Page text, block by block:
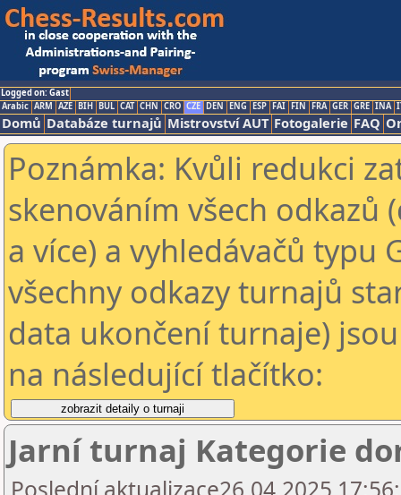
Logged on: Gast
Arabic ARM AZE BIH BUL CAT CHN CRO CZE DEN ENG ESP FAI FIN FRA GER GRE INA
Domů Databáze turnajů Mistrovství AUT Fotogalerie FAQ
Poznámka: Kvůli redukci
skenováním všech odkazů
a více) a vyhledávačů typu
všechny odkazy turnajů
data ukončení turnaje)
na následující tlačítko:
Jarní turnaj Kategorie